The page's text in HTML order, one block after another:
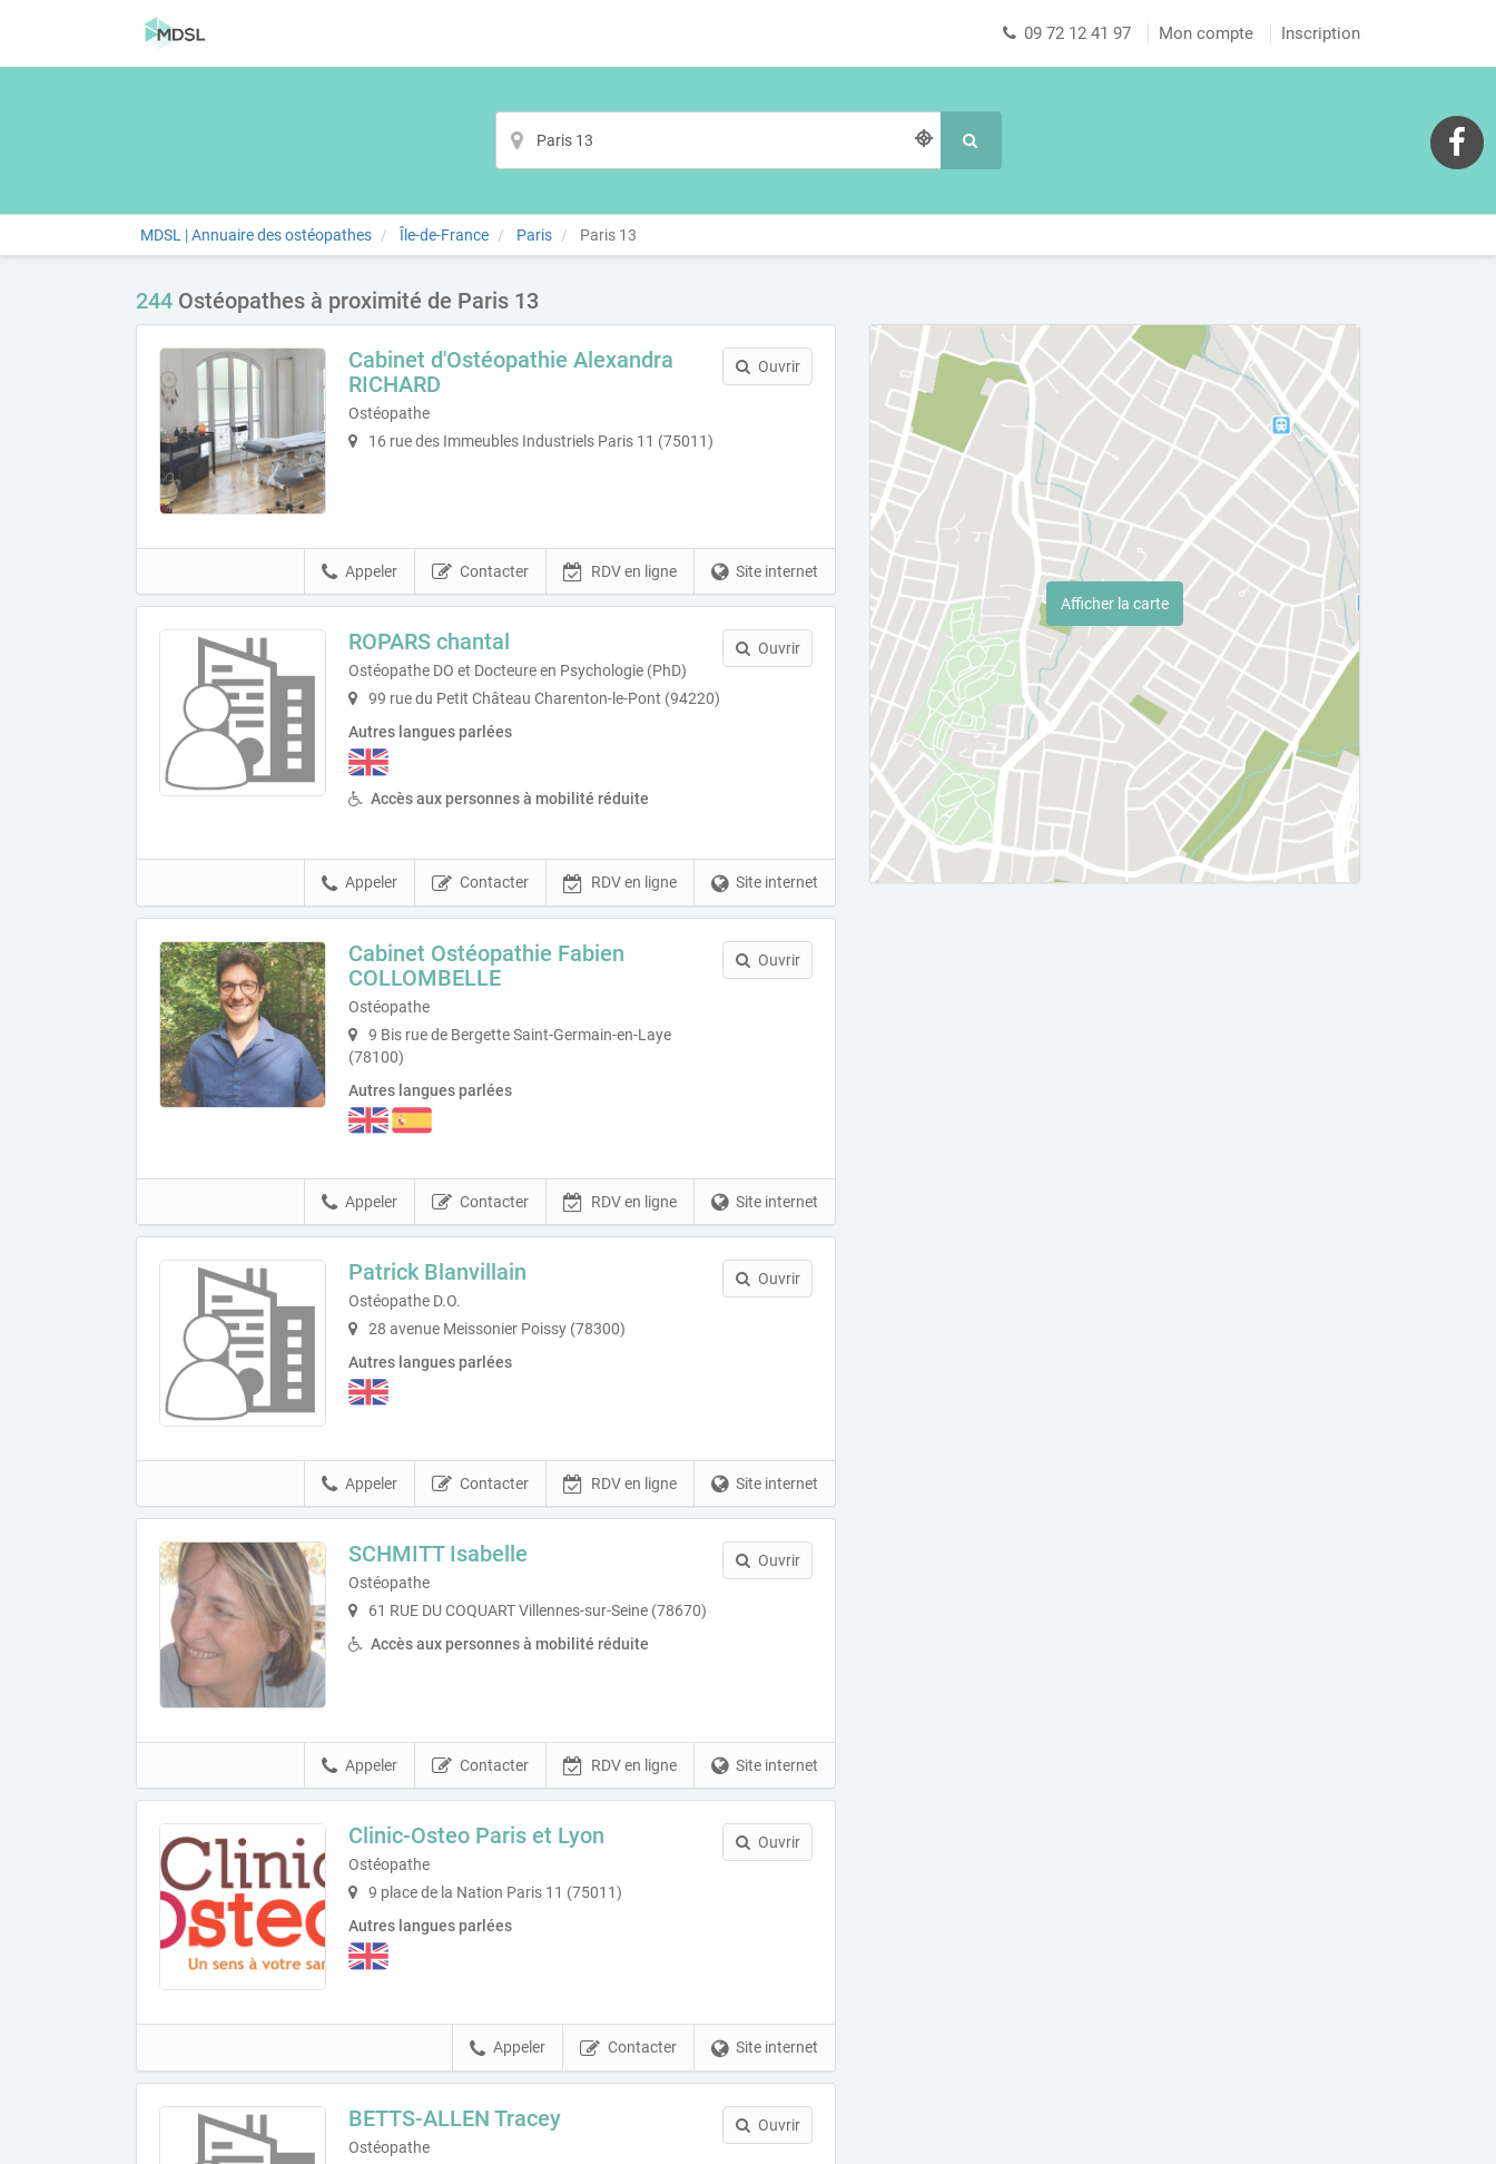
09 72 12 41 97 Mon compte Inscription
MDSL | Annuaire des ostéopathes Île-de-France Paris Paris 13
244 Ostéopathes à proximité de Paris 13
Cabinet d'Ostéopathie Alexandra
RICHARD
Ostéopathe
16 rue des Immeubles Industriels Paris 11 (75011)
Ouvrir
Site internet
RDV en ligne
Contacter
Appeler
ROPARS chantal
Ostéopathe DO et Docteure en Psychologie (PhD)
99 rue du Petit Château Charenton-le-Pont (94220)
Autres langues parlées
Accès aux personnes à mobilité réduite
Ouvrir
Site internet
RDV en ligne
Contacter
Appeler
Cabinet Ostéopathie Fabien
COLLOMBELLE
Ostéopathe
9 Bis rue de Bergette Saint-Germain-en-Laye
(78100)
Autres langues parlées
Ouvrir
Site internet
RDV en ligne
Contacter
Appeler
Patrick Blanvillain
Ostéopathe D.O.
28 avenue Meissonier Poissy (78300)
Autres langues parlées
Ouvrir
Site internet
RDV en ligne
Contacter
Appeler
SCHMITT Isabelle
Ostéopathe
61 RUE DU COQUART Villennes-sur-Seine (78670)
Accès aux personnes à mobilité réduite
Ouvrir
Site internet
RDV en ligne
Contacter
Appeler
Clinic-Osteo Paris et Lyon
Ostéopathe
9 place de la Nation Paris 11 (75011)
Autres langues parlées
Ouvrir
Site internet
Contacter
Appeler
BETTS-ALLEN Tracey
Ostéopathe
Ouvrir
Afficher la carte